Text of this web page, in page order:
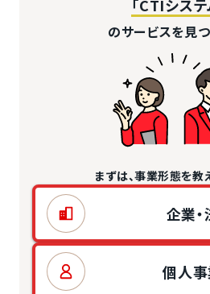
「CTIシステ
のサービスを見つ
まずは、事業形態を教
企業
個人